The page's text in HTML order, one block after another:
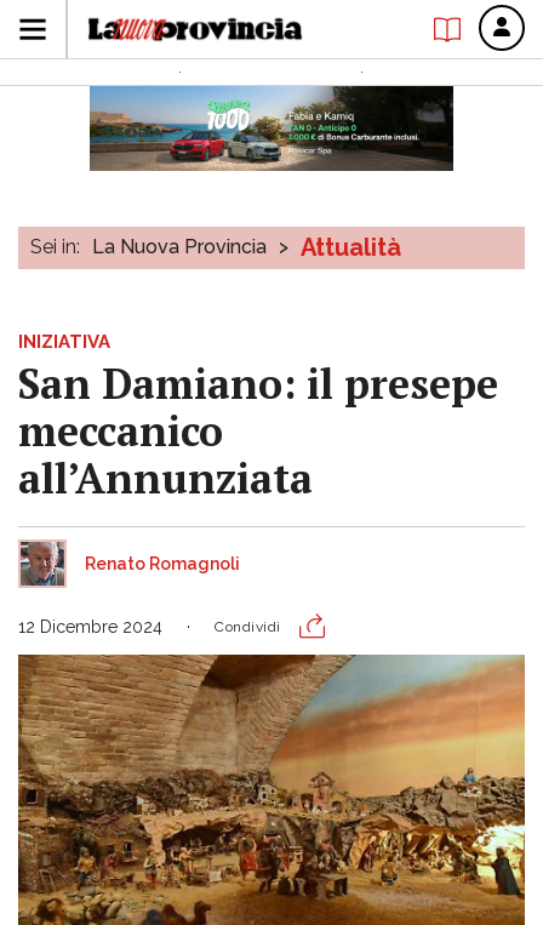
Sei in: La Nuova Provincia > Attualità
INIZIATIVA
San Damiano: il presepe
meccanico
all’Annunziata
Renato Romagnoli
12 Dicembre 2024 Condividi